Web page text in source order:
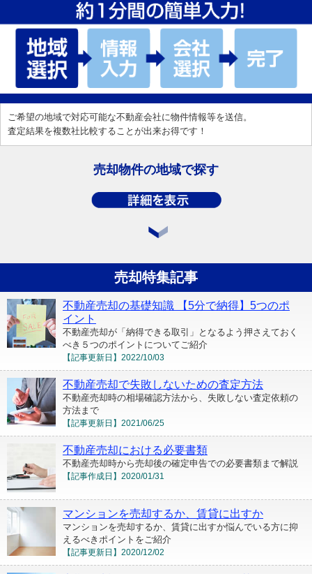
ご希望の地域で対応可能な不動産会社に物件情報等を送信。
査定結果を複数社比較することが出来お得です！
売却物件の地域で探す
売却特集記事
不動産売却の基礎知識 【5分で納得】5つのポ
イント
不動産売却が「納得できる取引」となるよう押さえておく
べき５つのポイントについてご紹介
【記事更新日】 2022/10/03
不動産売却で失敗しないための査定方法
不動産売却時の相場確認方法から、失敗しない査定依頼の
方法まで
【記事更新日】 2021/06/25
不動産売却における必要書類
不動産売却時から売却後の確定申告での必要書類まで解説
【記事作成日】 2020/01/31
マンションを売却するか、賃貸に出すか
マンションを売却するか、賃貸に出すか悩んでいる方に抑
えるべきポイントをご紹介
【記事更新日】 2020/12/02